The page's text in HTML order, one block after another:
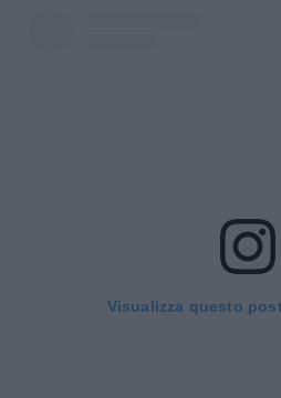
Visualizza questo